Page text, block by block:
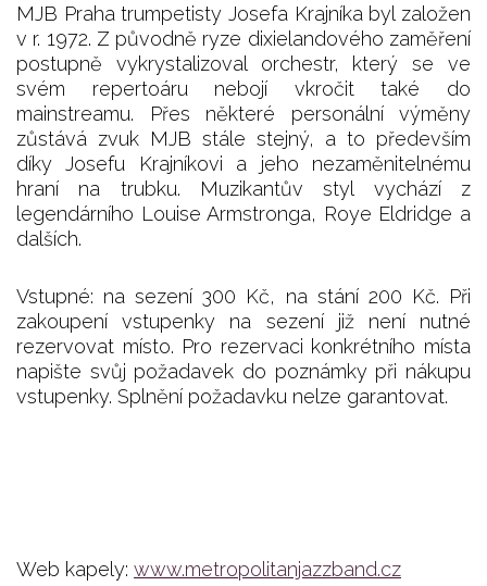
MJB Praha trumpetisty Josefa Krajníka byl založen
v r. 1972. Z původně ryze dixielandového zaměření
postupně vykrystalizoval orchestr, který se ve
svém repertoáru nebojí vkročit také do
mainstreamu. Přes některé personální výměny
zůstává zvuk MJB stále stejný, a to především
díky Josefu Krajníkovi a jeho nezaměnitelnému
hraní na trubku. Muzikantův styl vychází z
legendárního Louise Armstronga, Roye Eldridge a
dalších.
Vstupné: na sezení 300 Kč, na stání 200 Kč. Při
zakoupení vstupenky na sezení již není nutné
rezervovat místo. Pro rezervaci konkrétního místa
napište svůj požadavek do poznámky při nákupu
vstupenky. Splnění požadavku nelze garantovat.
Web kapely: www.metropolitanjazzband.cz